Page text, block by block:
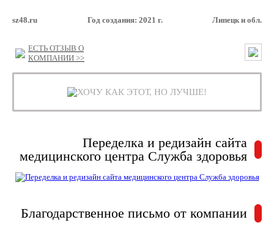
sz48.ru Год создания: 2021 г. Липецк и обл.
ЕСТЬ ОТЗЫВ О
КОМПАНИИ >>
ХОЧУ КАК ЭТОТ, НО ЛУЧШЕ!
Переделка и редизайн сайта
медицинского центра Служба здоровья
Благодарственное письмо от компании